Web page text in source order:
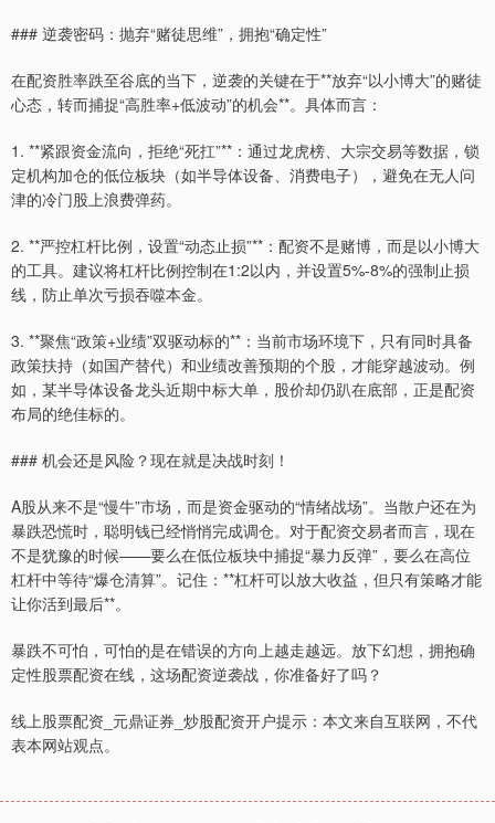
### 逆袭密码：抛弃“赌徒思维”，拥抱“确定性”
在配资胜率跌至谷底的当下，逆袭的关键在于**放弃“以小博大”的赌徒
心态，转而捕捉“高胜率+低波动”的机会**。具体而言：
1. **紧跟资金流向，拒绝“死扛”**：通过龙虎榜、大宗交易等数据，锁
定机构加仓的低位板块（如半导体设备、消费电子），避免在无人问
津的冷门股上浪费弹药。
2. **严控杠杆比例，设置“动态止损”**：配资不是赌博，而是以小博大
的工具。建议将杠杆比例控制在1:2以内，并设置5%-8%的强制止损
线，防止单次亏损吞噬本金。
3. **聚焦“政策+业绩”双驱动标的**：当前市场环境下，只有同时具备
政策扶持（如国产替代）和业绩改善预期的个股，才能穿越波动。例
如，某半导体设备龙头近期中标大单，股价却仍趴在底部，正是配资
布局的绝佳标的。
### 机会还是风险？现在就是决战时刻！
A股从来不是“慢牛”市场，而是资金驱动的“情绪战场”。当散户还在为
暴跌恐慌时，聪明钱已经悄悄完成调仓。对于配资交易者而言，现在
不是犹豫的时候——要么在低位板块中捕捉“暴力反弹”，要么在高位
杠杆中等待“爆仓清算”。记住：**杠杆可以放大收益，但只有策略才能
让你活到最后**。
暴跌不可怕，可怕的是在错误的方向上越走越远。放下幻想，拥抱确
定性股票配资在线，这场配资逆袭战，你准备好了吗？
线上股票配资_元鼎证券_炒股配资开户提示：本文来自互联网，不代
表本网站观点。